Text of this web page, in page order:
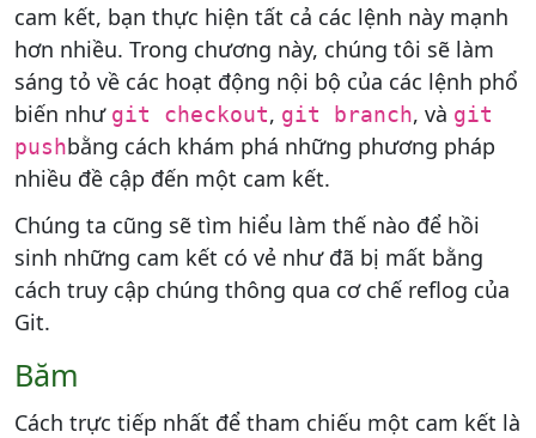
cam kết, bạn thực hiện tất cả các lệnh này mạnh
hơn nhiều. Trong chương này, chúng tôi sẽ làm
sáng tỏ về các hoạt động nội bộ của các lệnh phổ
biến như git checkout, git branch, và git
pushbằng cách khám phá những phương pháp
nhiều đề cập đến một cam kết.
Chúng ta cũng sẽ tìm hiểu làm thế nào để hồi
sinh những cam kết có vẻ như đã bị mất bằng
cách truy cập chúng thông qua cơ chế reflog của
Git.
Băm
Cách trực tiếp nhất để tham chiếu một cam kết là